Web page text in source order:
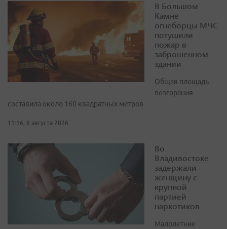
В Большом
Камне
огнеборцы МЧС
потушили
пожар в
заброшенном
здании
Общая площадь
возгорания
составила около 160 квадратных метров
11:16, 6 августа 2026
Во
Владивостоке
задержали
женщину с
крупной
партией
наркотиков
Малолетние